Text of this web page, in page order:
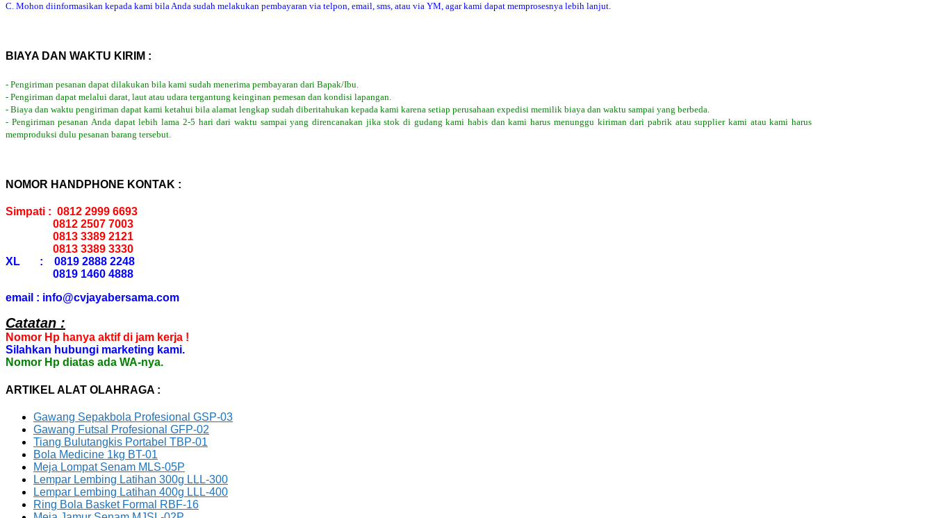
C. Mohon diinformasikan kepada kami bila Anda sudah melakukan pembayaran via telpon, email, sms, atau via YM, agar kami dapat memprosesnya lebih lanjut.
BIAYA DAN WAKTU KIRIM :
- Pengiriman pesanan dapat dilakukan bila kami sudah menerima pembayaran dari Bapak/Ibu.
- Pengiriman dapat melalui darat, laut atau udara tergantung keinginan pemesan dan kondisi lapangan.
- Biaya dan waktu pengiriman dapat kami ketahui bila alamat lengkap sudah diberitahukan kepada kami karena setiap perusahaan expedisi memilik biaya dan waktu sampai yang berbeda.
- Pengiriman pesanan Anda dapat lebih lama 2-5 hari dari waktu sampai yang direncanakan jika stok di gudang kami habis dan kami harus menunggu kiriman dari pabrik atau supplier kami atau kami harus
memproduksi dulu pesanan barang tersebut.
NOMOR HANDPHONE KONTAK :
Simpati : 0812 2999 6693
0812 2507 7003
0813 3389 2121
0813 3389 3330
XL : 0819 2888 2248
0819 1460 4888
email : info@cvjayabersama.com
Catatan :
Nomor Hp hanya aktif di jam kerja !
Silahkan hubungi marketing kami.
Nomor Hp diatas ada WA-nya.
ARTIKEL ALAT OLAHRAGA :
Gawang Sepakbola Profesional GSP-03
Gawang Futsal Profesional GFP-02
Tiang Bulutangkis Portabel TBP-01
Bola Medicine 1kg BT-01
Meja Lompat Senam MLS-05P
Lempar Lembing Latihan 300g LLL-300
Lempar Lembing Latihan 400g LLL-400
Ring Bola Basket Formal RBF-16